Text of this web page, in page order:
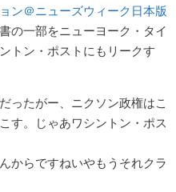
ン＠ニューズウィーク日本版
の一部をニューヨーク・タイ
トン・ポストにもリークす
ったがー、ニクソン政権はこ
す。じゃあワシントン・ポス
からですねいやもうそれクラ